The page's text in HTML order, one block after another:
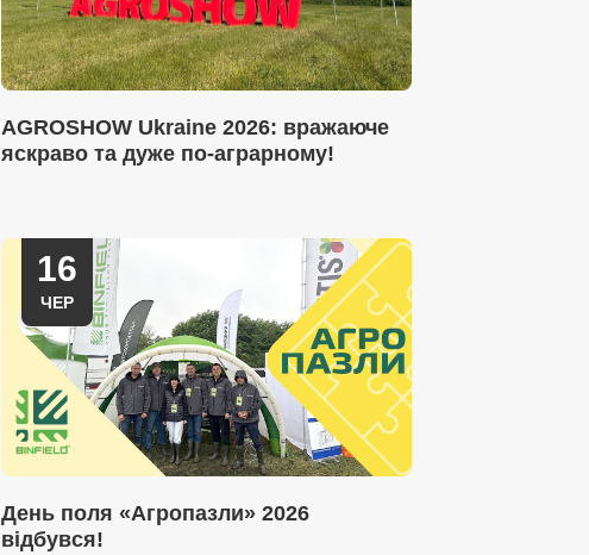
AGROSHOW Ukraine 2026: вражаюче
яскраво та дуже по-аграрному!
16
ЧЕР
День поля «Агропазли» 2026
відбувся!